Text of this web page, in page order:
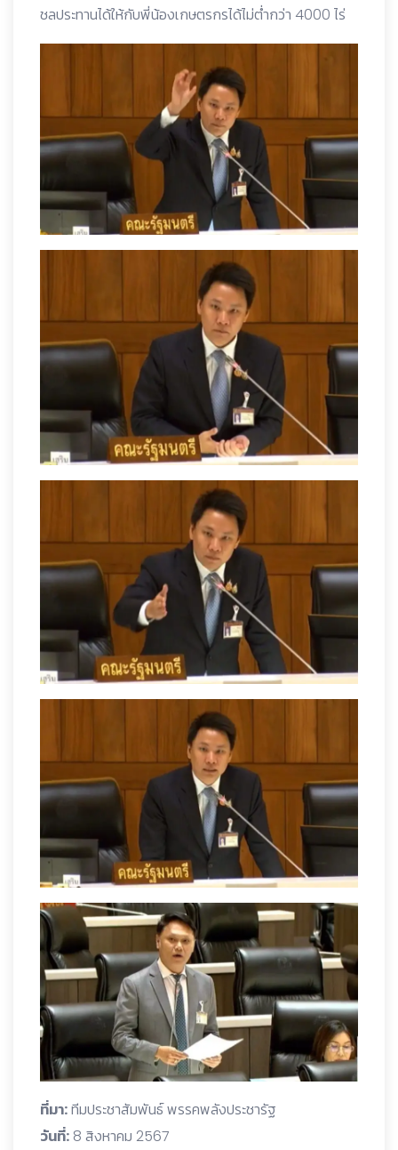
ชลประทานได้ให้กับพี่น้องเกษตรกรได้ไม่ต่ำกว่า 4000 ไร่
ที่มา:ทีมประชาสัมพันธ์ พรรคพลังประชารัฐ
วันที่: 8 สิงหาคม 2567